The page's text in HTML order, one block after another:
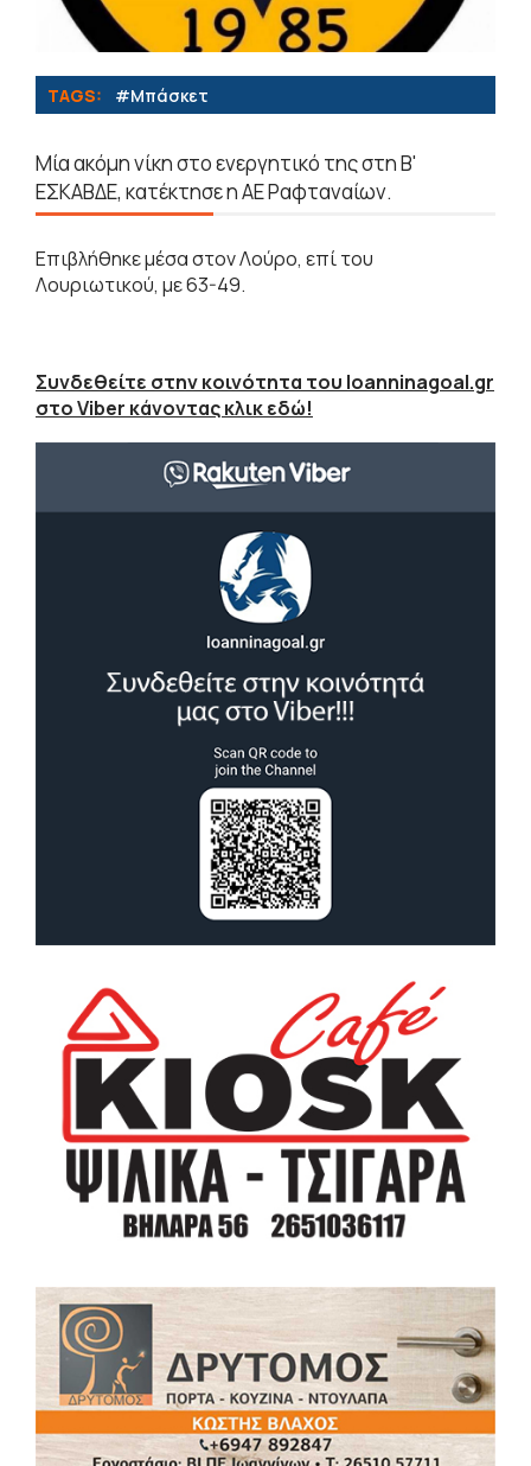
TAGS: #Μπάσκετ
Μία ακόμη νίκη στο ενεργητικό της στη Β'
ΕΣΚΑΒΔΕ, κατέκτησε η ΑΕ Ραφταναίων.
Επιβλήθηκε μέσα στον Λούρο, επί του
Λουριωτικού, με 63-49.
Συνδεθείτε στην κοινότητα του Ioanninagoal.gr
στο Viber κάνοντας κλικ εδώ!